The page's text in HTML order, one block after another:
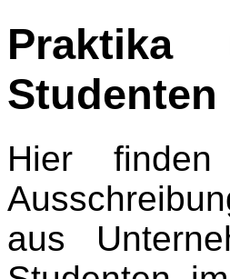
Hier
aus